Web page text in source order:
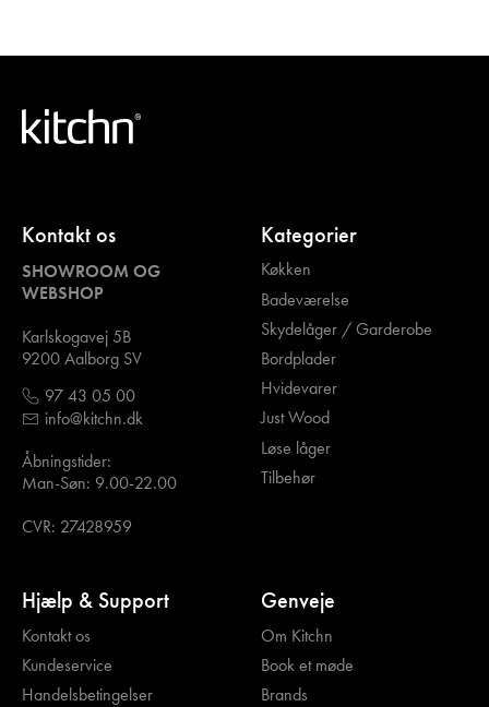
Kontakt os
SHOWROOM OG
WEBSHOP
Karlskogavej 5B
9200 Aalborg SV
97 43 05 00
info@kitchn.dk
Åbningstider:
Man-Søn: 9.00-22.00
CVR: 27428959
Kategorier
Køkken
Badeværelse
Skydelåger / Garderobe
Bordplader
Hvidevarer
Just Wood
Løse låger
Tilbehør
Hjælp & Support
Kontakt os
Kundeservice
Handelsbetingelser
Genveje
Om Kitchn
Book et møde
Brands